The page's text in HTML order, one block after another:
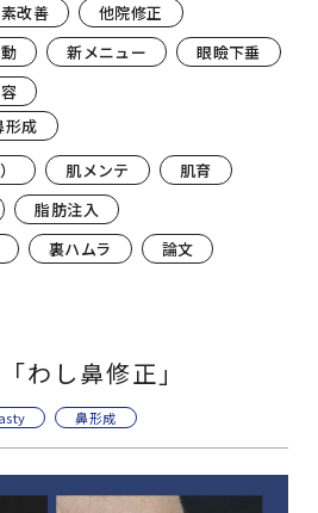
改善
他院修正
新メニュー
眼瞼下垂
形成
肌メンテ
肌育
脂肪注入
裏ハムラ
論文
わし鼻修正」
鼻形成